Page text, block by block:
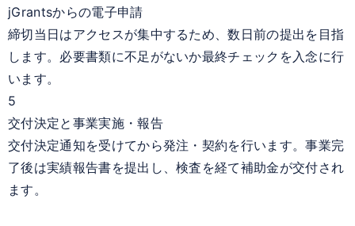
jGrantsからの電子申請
締切当日はアクセスが集中するため、数日前の提出を目指
します。必要書類に不足がないか最終チェックを入念に行
います。
5
交付決定と事業実施・報告
交付決定通知を受けてから発注・契約を行います。事業完
了後は実績報告書を提出し、検査を経て補助金が交付され
ます。